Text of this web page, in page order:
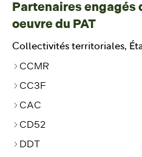
Partenaires engagés
oeuvre du PAT
Collectivités territoriales,
CCMR
CC3F
CAC
CD52
DDT